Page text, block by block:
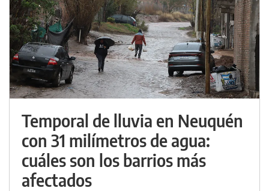
Temporal de lluvia en Neuquén
con 31 milímetros de agua:
cuáles son los barrios más
afectados